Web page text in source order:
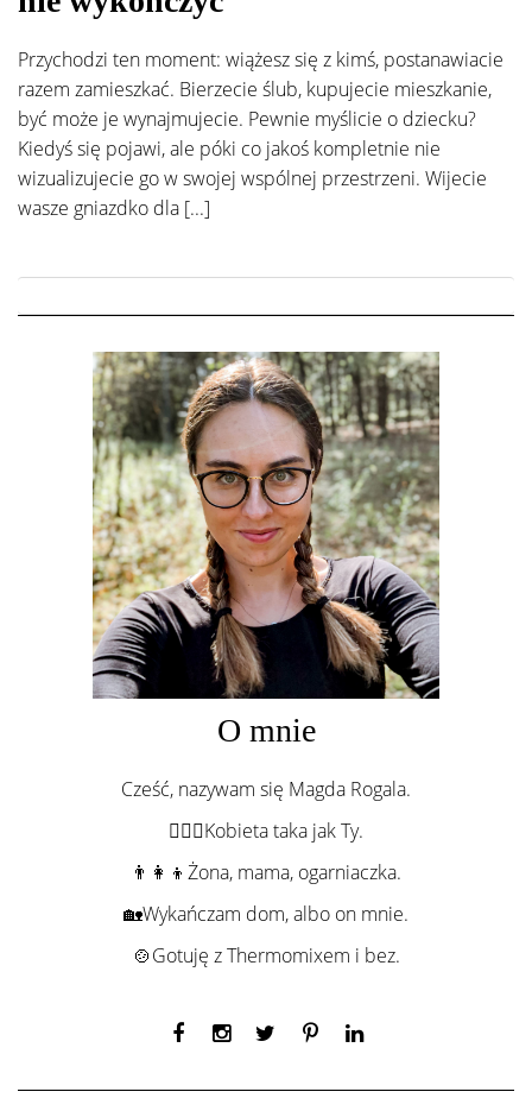
Przychodzi ten moment: wiążesz się z kimś, postanawiacie
razem zamieszkać. Bierzecie ślub, kupujecie mieszkanie,
być może je wynajmujecie. Pewnie myślicie o dziecku?
Kiedyś się pojawi, ale póki co jakoś kompletnie nie
wizualizujecie go w swojej wspólnej przestrzeni. Wijecie
wasze gniazdko dla [...]
O mnie
Cześć, nazywam się Magda Rogala.
💁🏻‍♀️Kobieta taka jak Ty.
👨‍👩‍👦Żona, mama, ogarniaczka.
🏡Wykańczam dom, albo on mnie.
🍲Gotuję z Thermomixem i bez.